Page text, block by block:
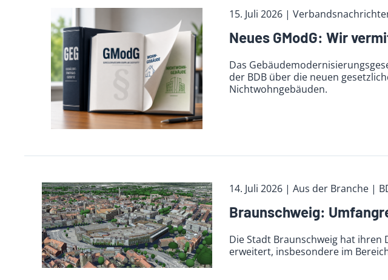
15. Juli 2026 |
Neues GModG: Wir
Das
der BDB über die neuen
Nichtwohngebäuden.
14. Juli 2026 | Aus der Branche |
Braunschweig:
Die Stadt Braunschweig hat
erweitert, insbesondere im